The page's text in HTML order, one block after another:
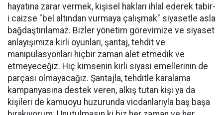
hayatına zarar vermek, kişisel hakları ihlal ederek tabir-
i caizse "bel altından vurmaya çalışmak" siyasetle asla
bağdaştırılamaz. Bizler yönetim görevimize ve siyaset
anlayışımıza kirli oyunları, şantaj, tehdit ve
manipülasyonları hiçbir zaman alet etmedik ve
etmeyeceğiz. Hiç kimsenin kirli siyasi emellerinin de
parçası olmayacağız. Şantajla, tehditle karalama
kampanyasına destek veren, alkış tutan kişi ya da
kişileri de kamuoyu huzurunda vicdanlarıyla baş başa